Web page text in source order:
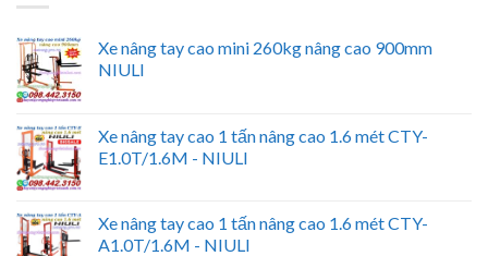
Xe nâng tay cao mini 260kg nâng cao 900mm
NIULI
Xe nâng tay cao 1 tấn nâng cao 1.6 mét CTY-
E1.0T/1.6M - NIULI
Xe nâng tay cao 1 tấn nâng cao 1.6 mét CTY-
A1.0T/1.6M - NIULI